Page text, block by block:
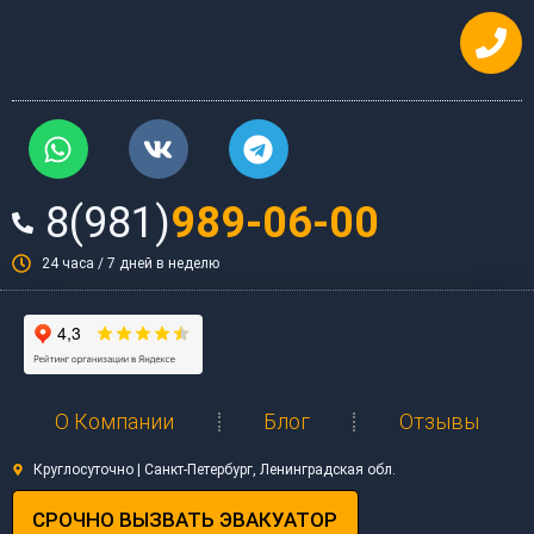
W
h
t
s
a
p
p
V
k
T
e
e
r
8(981)989-06-00
24 часа / 7 дней в неделю
О Компании Блог Отзывы
Круглосуточно | Санкт-Петербург, Ленинградская обл.
СРОЧНО ВЫЗВАТЬ ЭВАКУАТОР